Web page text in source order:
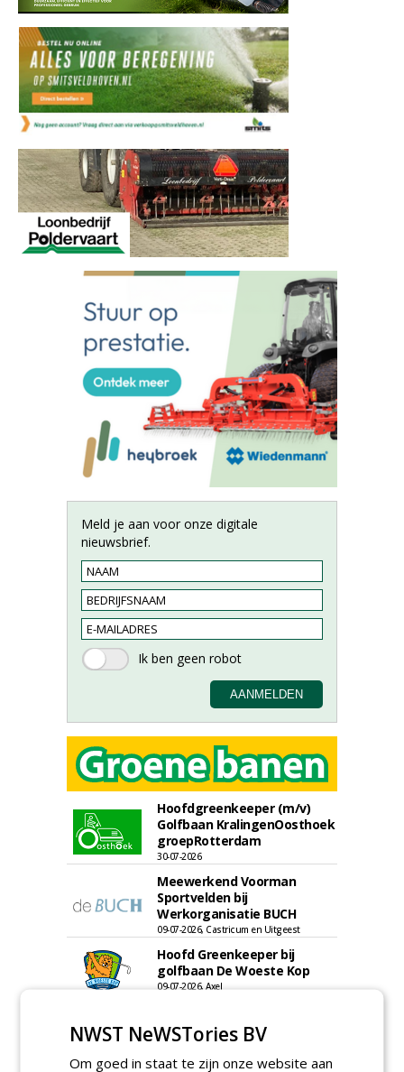
Meld je aan voor onze digitale
nieuwsbrief.
Hoofdgreenkeeper (m/v)
Golfbaan KralingenOosthoek
groepRotterdam
30-07-2026
Meewerkend Voorman
Sportvelden bij
Werkorganisatie BUCH
09-07-2026, Castricum en Uitgeest
Hoofd Greenkeeper bij
golfbaan De Woeste Kop
09-07-2026, Axel
Chauffeur
zaden Nederland B.V.
NWST NeWSTories BV
Om goed in staat te zijn onze website aan